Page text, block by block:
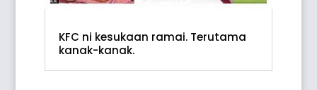
KFC ni kesukaan ramai. Terutama
kanak-kanak.